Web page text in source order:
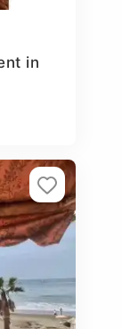
in